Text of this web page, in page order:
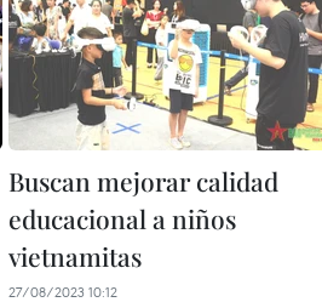
Buscan mejorar calidad
educacional a niños
vietnamitas
27/08/2023 10:12